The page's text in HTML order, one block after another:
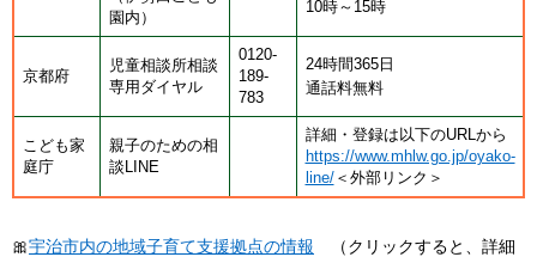
園内）
​10時～15時
京都府
児童相談所相談
専用ダイヤル
0120-
189-
783
24時間365日
通話料無料
こども家
庭庁
親子のための相
談LINE
詳細・登録は以下のURLから
https://www.mhlw.go.jp/oyako-
line/＜外部リンク＞
🎀宇治市内の地域子育て支援拠点の情報 （クリックすると、詳細